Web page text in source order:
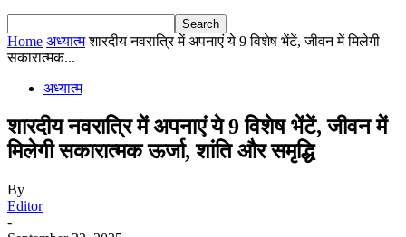
Home अध्यात्म शारदीय नवरात्रि में अपनाएं ये 9 विशेष भेंटें, जीवन में मिलेगी
सकारात्मक...
अध्यात्म
शारदीय नवरात्रि में अपनाएं ये 9 विशेष भेंटें, जीवन में
मिलेगी सकारात्मक ऊर्जा, शांति और समृद्धि
By
Editor
-